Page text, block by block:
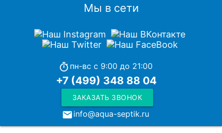
Мы в сети
timer пн-вс с 9:00 до 21:00
+7 (499) 348 88 04
ЗАКАЗАТЬ ЗВОНОК
local_post_officeinfo@aqua-septik.ru